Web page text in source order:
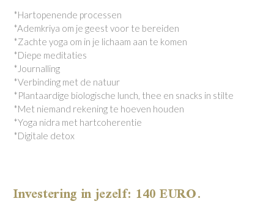
*Hartopenende processen
*Ademkriya om je geest voor te bereiden
*Zachte yoga om in je lichaam aan te komen
*Diepe meditaties
*Journalling
*Verbinding met de natuur
*Plantaardige biologische lunch, thee en snacks in stilte
*Met niemand rekening te hoeven houden
*Yoga nidra met hartcoherentie
*Digitale detox
Investering in jezelf: 140 EURO.